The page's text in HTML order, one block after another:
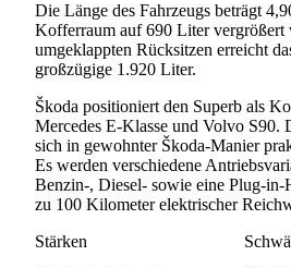
Die Länge des Fahrzeugs beträgt
Kofferraum auf 690 Liter vergrößert
umgeklappten Rücksitzen erreicht
großzügige 1.920 Liter.
Škoda positioniert den Superb als
Mercedes E-Klasse und Volvo S90.
sich in gewohnter Škoda-Manier
Es werden verschiedene
Benzin-, Diesel- sowie eine Plug-
zu 100 Kilometer elektrischer
Stärken